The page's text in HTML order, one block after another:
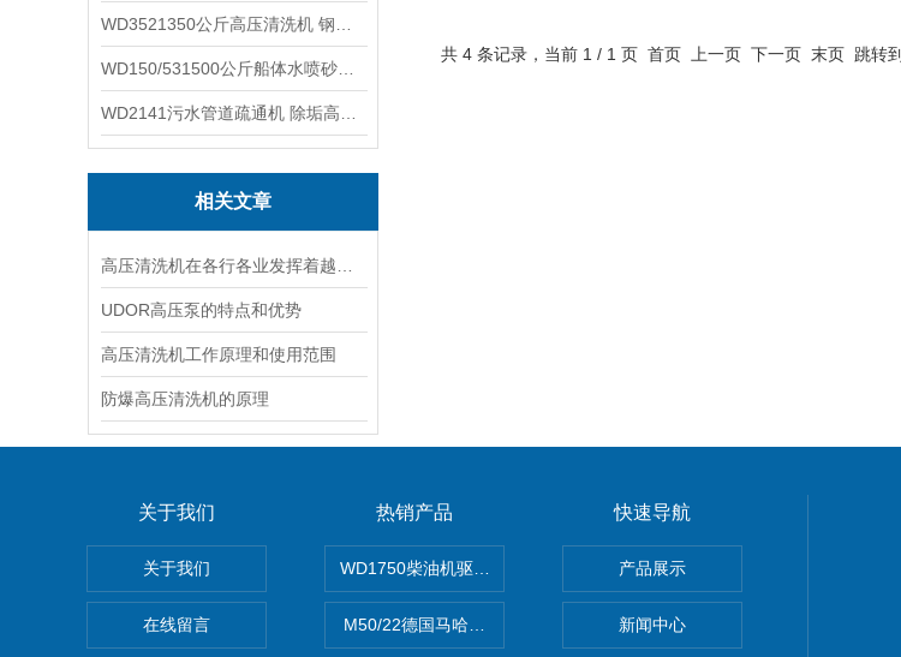
相关文章
UDOR高压泵的特点和优势
高压清洗机工作原理和使用范围
防爆高压清洗机的原理
共 4 条记录，当前 1 / 1 页 首页 上一页 下一页 末页 跳转
关于我们
关于我们
在线留言
热销产品
WD1750柴油机驱动高压清洗机
M50/22德国马哈高压清洗机
快速导航
产品展示
新闻中心